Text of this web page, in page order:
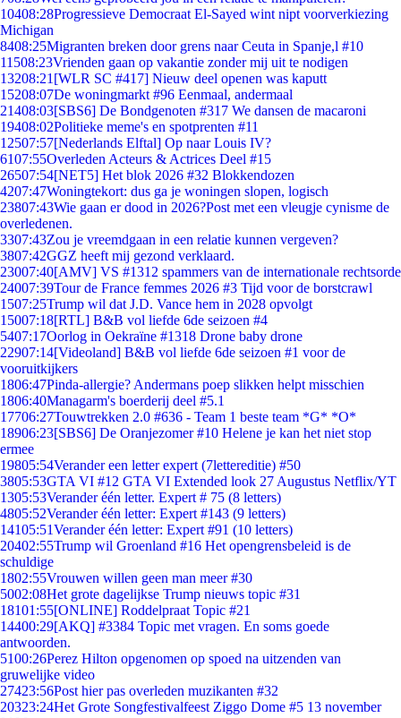
10408:28Progressieve Democraat El-Sayed wint nipt voorverkiezing
Michigan
8408:25Migranten breken door grens naar Ceuta in Spanje,l #10
11508:23Vrienden gaan op vakantie zonder mij uit te nodigen
13208:21 [WLR SC #417] Nieuw deel openen was kaputt
15208:07De woningmarkt #96 Eenmaal, andermaal
21408:03[SBS6] De Bondgenoten #317 We dansen de macaroni
19408:02Politieke meme's en spotprenten #11
12507:57[Nederlands Elftal] Op naar Louis IV?
6107:55Overleden Acteurs & Actrices Deel #15
26507:54[NET5] Het blok 2026 #32 Blokkendozen
4207:47Woningtekort: dus ga je woningen slopen, logisch
23807:43Wie gaan er dood in 2026?Post met een vleugje cynisme de
overledenen.
3307:43Zou je vreemdgaan in een relatie kunnen vergeven?
3807:42GGZ heeft mij gezond verklaard.
23007:40[AMV] VS #1312 spammers van de internationale rechtsorde
24007:39Tour de France femmes 2026 #3 Tijd voor de borstcrawl
1507:25Trump wil dat J.D. Vance hem in 2028 opvolgt
15007:18[RTL] B&B vol liefde 6de seizoen #4
5407:17Oorlog in Oekraïne #1318 Drone baby drone
22907:14[Videoland] B&B vol liefde 6de seizoen #1 voor de
vooruitkijkers
1806:47Pinda-allergie? Andermans poep slikken helpt misschien
1806:40Managarm's boerderij deel #5.1
17706:27Touwtrekken 2.0 #636 - Team 1 beste team *G* *O*
18906:23[SBS6] De Oranjezomer #10 Helene je kan het niet stop
ermee
19805:54Verander een letter expert (7lettereditie) #50
3805:53GTA VI #12 GTA VI Extended look 27 Augustus Netflix/YT
1305:53Verander één letter. Expert # 75 (8 letters)
4805:52Verander één letter: Expert #143 (9 letters)
14105:51Verander één letter: Expert #91 (10 letters)
20402:55Trump wil Groenland #16 Het opengrensbeleid is de
schuldige
1802:55Vrouwen willen geen man meer #30
5002:08Het grote dagelijkse Trump nieuws topic #31
18101:55[ONLINE] Roddelpraat Topic #21
14400:29[AKQ] #3384 Topic met vragen. En soms goede
antwoorden.
5100:26Perez Hilton opgenomen op spoed na uitzenden van
gruwelijke video
27423:56Post hier pas overleden muzikanten #32
20323:24Het Grote Songfestivalfeest Ziggo Dome #5 13 november